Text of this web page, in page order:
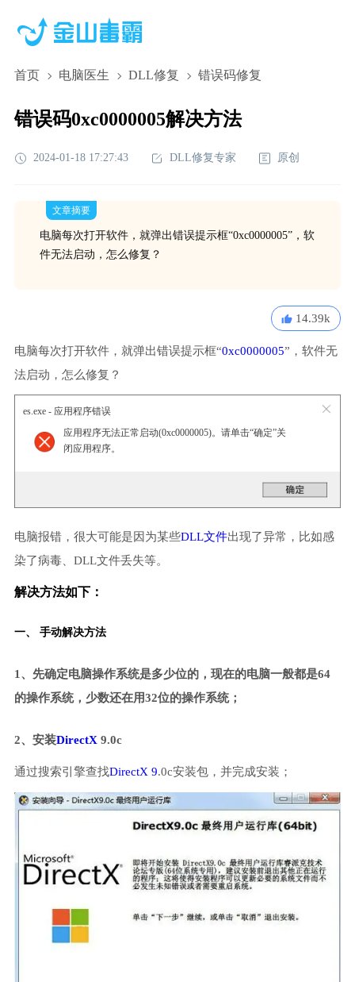
首页 电脑医生 DLL修复 错误码修复
错误码0xc0000005解决方法
2024-01-18 17:27:43 DLL修复专家 原创
文章摘要
电脑每次打开软件，就弹出错误提示框“0xc0000005”，软
件无法启动，怎么修复？
14.39k
电脑每次打开软件，就弹出错误提示框“0xc0000005”，软件无
法启动，怎么修复？
es.exe - 应用程序错误
应用程序无法正常启动(0xc0000005)。请单击“确定”关
闭应用程序。
电脑报错，很大可能是因为某些DLL文件出现了异常，比如感
染了病毒、DLL文件丢失等。
解决方法如下：
一、 手动解决方法
1、先确定电脑操作系统是多少位的，现在的电脑一般都是64
的操作系统，少数还在用32位的操作系统；
2、安装DirectX 9.0c
通过搜索引擎查找DirectX 9.0c安装包，并完成安装；